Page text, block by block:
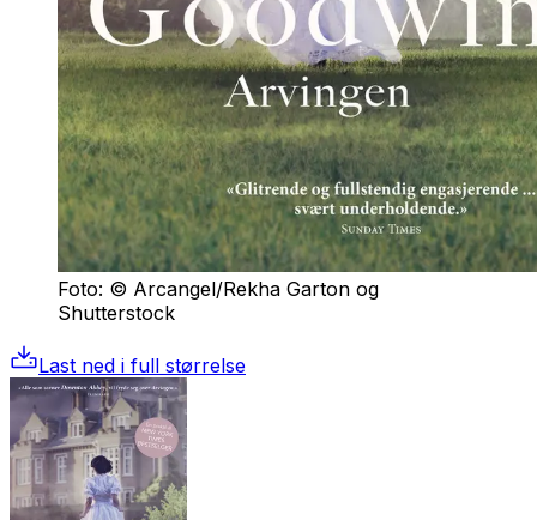
Foto: © Arcangel/Rekha Garton og
Shutterstock
Last ned i full størrelse